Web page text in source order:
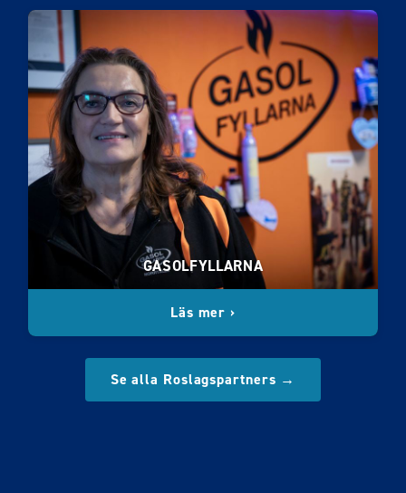
GASOLFYLLARNA
Läs mer ›
Se alla Roslagspartners →